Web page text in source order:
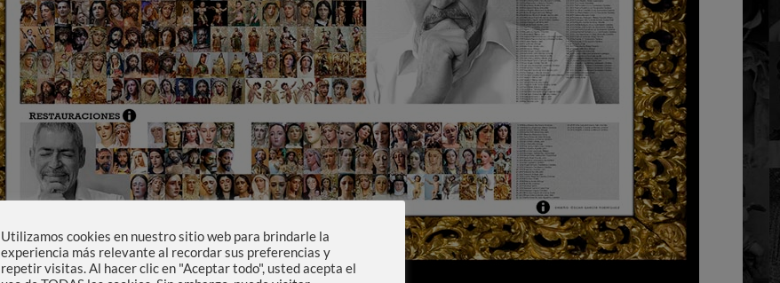
Utilizamos cookies en nuestro sitio web para brindarle la
experiencia más relevante al recordar sus preferencias y
repetir visitas. Al hacer clic en "Aceptar todo", usted acepta el